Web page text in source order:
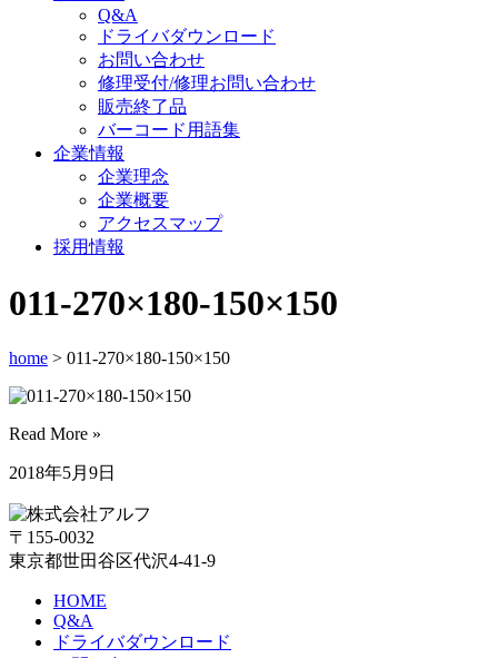
Q&A
ドライバダウンロード
お問い合わせ
修理受付/修理お問い合わせ
販売終了品
バーコード用語集
企業情報
企業理念
企業概要
アクセスマップ
採用情報
011-270×180-150×150
home > 011-270×180-150×150
Read More »
2018年5月9日
〒155-0032
東京都世田谷区代沢4-41-9
HOME
Q&A
ドライバダウンロード